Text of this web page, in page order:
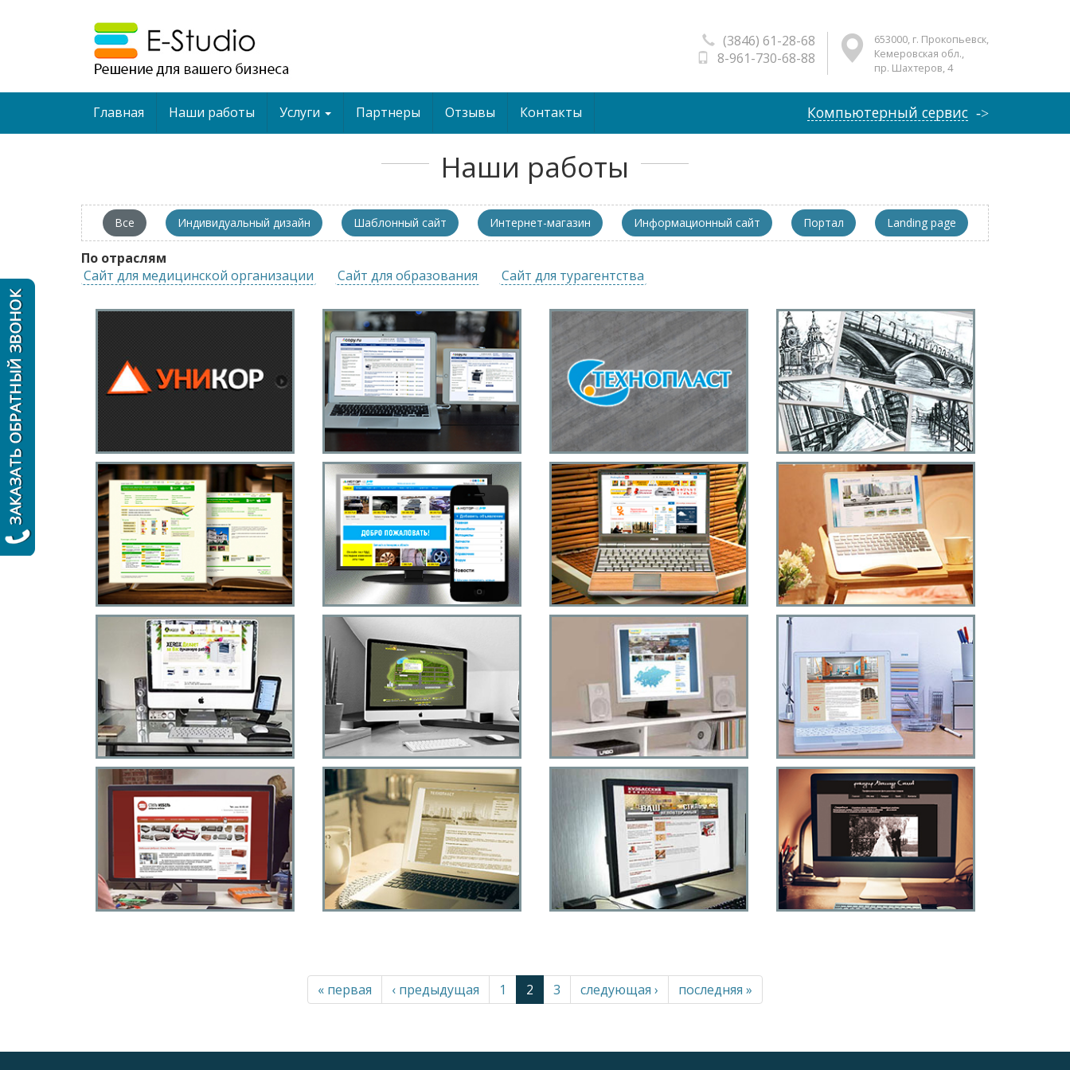
(3846) 61-28-68
8-961-730-68-88
653000, г. Прокопьевск,
Кемеровская обл.,
пр. Шахтеров, 4
Главная Наши работы Услуги Партнеры Отзывы Контакты Компьютерный сервис
Наши работы
Все Индивидуальный дизайн Шаблонный сайт Интернет-магазин Информационный сайт Портал Landing page
По отраслям
Сайт для медицинской организации
Сайт для образования Сайт для турагентства
Продажа и ремонт
Магазин компьютерной
техники
Научно-
производственный
Проектирование
зданий и сооружений
Центральная
библиотека
Автомобильный сайт
объявлений
Городской портал
Прокопьевска
Строительный
инжениринг
Сайт-каталог печатной
техники A-SWGroup
Коттеджный посёлок
"Золотая Долина"
Научно-
исследовательская
компания
Сайт для компании
Техноресурс
Каталог мягкой мебели
Сайт для
строительного центра
Оптовый интернет-
магазин обоев
Сайт фотографа
« первая ‹ предыдущая 1 2 3 следующая › последняя »